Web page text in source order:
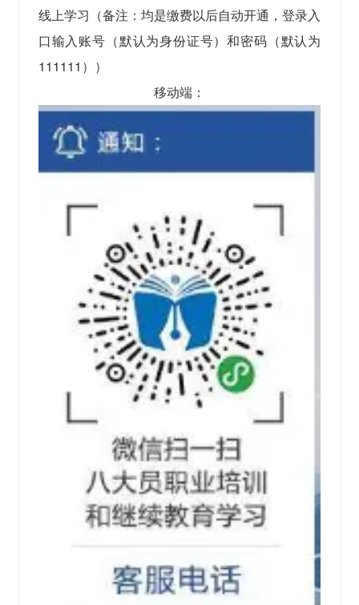
线上学习（备注：均是缴费以后自动开通，登录入
口输入账号（默认为身份证号）和密码（默认为
111111））
移动端：